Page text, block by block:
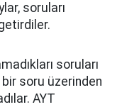
soruları
soruları
soru üzerinden
AYT